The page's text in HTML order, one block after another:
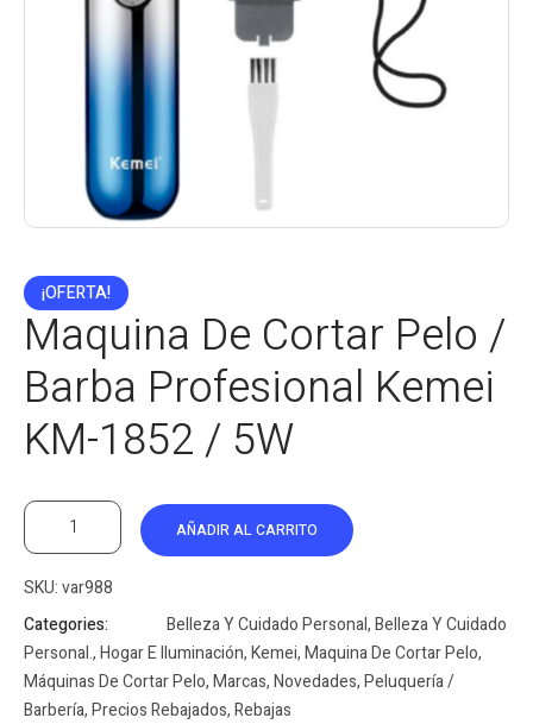
¡OFERTA!
Maquina De Cortar Pelo /
Barba Profesional Kemei
KM-1852 / 5W
AÑADIR AL CARRITO
SKU:var988
Categories:
Belleza Y Cuidado Personal,Belleza Y Cuidado
Personal.,Hogar E Iluminación,Kemei,Maquina De Cortar Pelo,
Máquinas De Cortar Pelo,Marcas,Novedades,Peluquería /
Barbería,Precios Rebajados,Rebajas